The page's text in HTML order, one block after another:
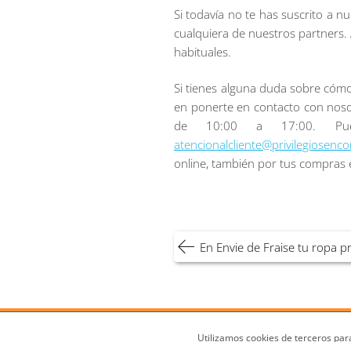
Si todavía no te has suscrito a
cualquiera de nuestros
habituales.
Si tienes alguna duda sobre
en ponerte en contacto con
de 10:00 a 17:00.
online, también por tus compras
Navegación
de En Envie de Fraise tu ropa
Utilizamos cookies de terceros